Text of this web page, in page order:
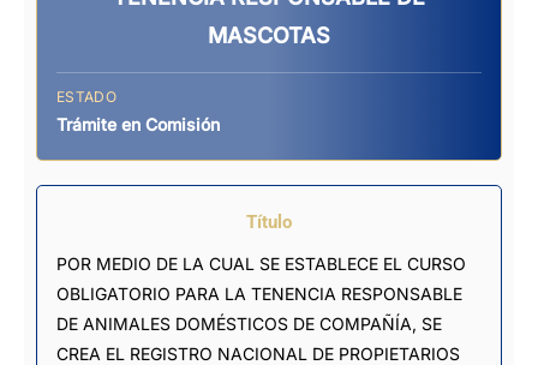
MASCOTAS
ESTADO
Trámite en Comisión
Título
POR MEDIO DE LA CUAL SE ESTABLECE EL CURSO
OBLIGATORIO PARA LA TENENCIA RESPONSABLE
DE ANIMALES DOMÉSTICOS DE COMPAÑÍA, SE
CREA EL REGISTRO NACIONAL DE PROPIETARIOS